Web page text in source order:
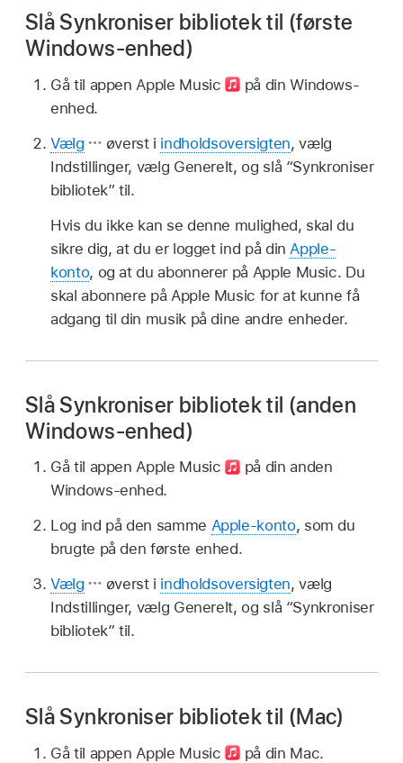
Slå Synkroniser bibliotek til (første
Windows-enhed)
Gå til appen Apple Music
på din Windows-
enhed.
Vælg
øverst i indholdsoversigten, vælg
Indstillinger, vælg Generelt, og slå “Synkroniser
bibliotek” til.
Hvis du ikke kan se denne mulighed, skal du
sikre dig, at du er logget ind på din Apple-
konto, og at du abonnerer på Apple Music. Du
skal abonnere på Apple Music for at kunne få
adgang til din musik på dine andre enheder.
Slå Synkroniser bibliotek til (anden
Windows-enhed)
Gå til appen Apple Music
på din anden
Windows-enhed.
Log ind på den samme Apple-konto, som du
brugte på den første enhed.
Vælg
øverst i indholdsoversigten, vælg
Indstillinger, vælg Generelt, og slå “Synkroniser
bibliotek” til.
Slå Synkroniser bibliotek til (Mac)
Gå til appen Apple Music
på din Mac.